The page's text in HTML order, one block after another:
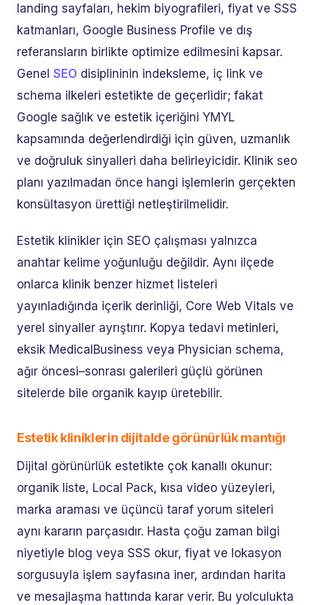
landing sayfaları, hekim biyografileri, fiyat ve SSS
katmanları, Google Business Profile ve dış
referansların birlikte optimize edilmesini kapsar.
Genel SEO disiplininin indeksleme, iç link ve
schema ilkeleri estetikte de geçerlidir; fakat
Google sağlık ve estetik içeriğini YMYL
kapsamında değerlendirdiği için güven, uzmanlık
ve doğruluk sinyalleri daha belirleyicidir. Klinik seo
planı yazılmadan önce hangi işlemlerin gerçekten
konsültasyon ürettiği netleştirilmelidir.
Estetik klinikler için SEO çalışması yalnızca
anahtar kelime yoğunluğu değildir. Aynı ilçede
onlarca klinik benzer hizmet listeleri
yayınladığında içerik derinliği, Core Web Vitals ve
yerel sinyaller ayrıştırır. Kopya tedavi metinleri,
eksik MedicalBusiness veya Physician schema,
ağır öncesi–sonrası galerileri güçlü görünen
sitelerde bile organik kayıp üretebilir.
Estetik kliniklerin dijitalde görünürlük mantığı
Dijital görünürlük estetikte çok kanallı okunur:
organik liste, Local Pack, kısa video yüzeyleri,
marka araması ve üçüncü taraf yorum siteleri
aynı kararın parçasıdır. Hasta çoğu zaman bilgi
niyetiyle blog veya SSS okur, fiyat ve lokasyon
sorgusuyla işlem sayfasına iner, ardından harita
ve mesajlaşma hattında karar verir. Bu yolculukta